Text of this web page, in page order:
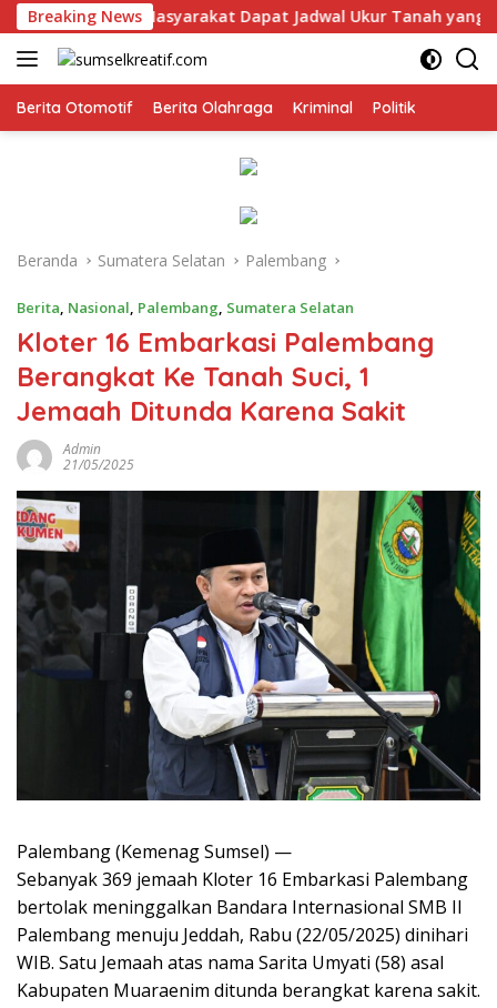
Langsung
ke
konten
Breaking News
Masyarakat Dapat Jadwal Ukur Tanah yang Lebih
Berita Otomotif Berita Olahraga Kriminal Politik
Beranda Sumatera Selatan Palembang
Berita, Nasional, Palembang, Sumatera Selatan
Kloter 16 Embarkasi Palembang
Berangkat Ke Tanah Suci, 1
Jemaah Ditunda Karena Sakit
Admin
21/05/2025
Palembang (Kemenag Sumsel) —
Sebanyak 369 jemaah Kloter 16 Embarkasi Palembang
bertolak meninggalkan Bandara Internasional SMB II
Palembang menuju Jeddah, Rabu (22/05/2025) dinihari
WIB. Satu Jemaah atas nama Sarita Umyati (58) asal
Kabupaten Muaraenim ditunda berangkat karena sakit.